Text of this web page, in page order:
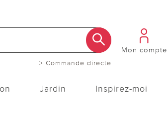
> Commande directe
Mon compte
Jardin Inspirez-moi